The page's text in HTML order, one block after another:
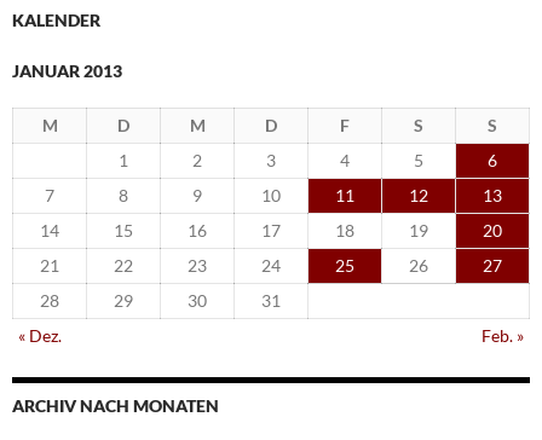
KALENDER
JANUAR 2013
M D M D F S
S
1
2 3 4 5
6
7
8 9 10 11 12
13
14
15 16 17 18 19
20
21
22 23 24 25 26
27
28
29 30
31
« Dez.
Feb. »
ARCHIV NACH MONATEN